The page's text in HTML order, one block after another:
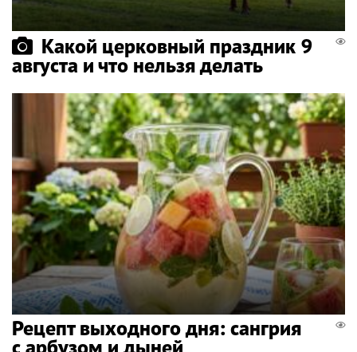
Какой церковный праздник 9
августа и что нельзя делать
Рецепт выходного дня: сангрия